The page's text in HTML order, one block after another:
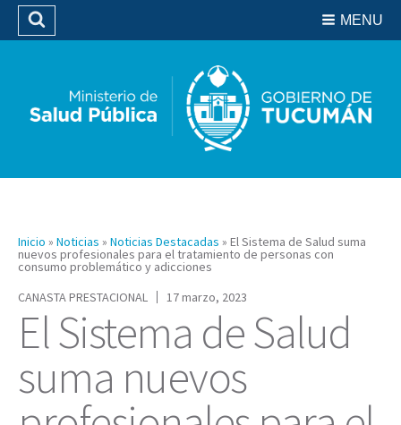
Biblioteca
MENU
Buscar
Inicio » Noticias » Noticias Destacadas » El Sistema de Salud suma
nuevos profesionales para el tratamiento de personas con
consumo problemático y adicciones
CANASTA PRESTACIONAL
17 marzo, 2023
El Sistema de Salud
suma nuevos